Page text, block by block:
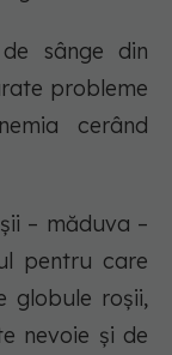
sânge din
probleme
cerând
– măduva –
pentru care
globule roșii,
nevoie și de